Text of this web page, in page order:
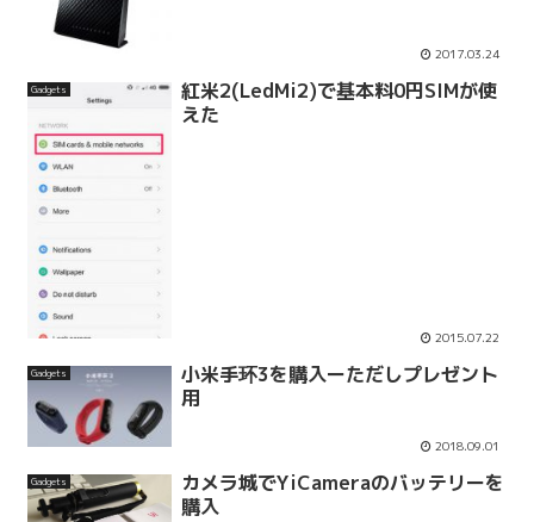
2017.03.24
Gadgets
紅米2(LedMi2)で基本料0円SIMが使
えた
2015.07.22
Gadgets
小米手环3を購入ーただしプレゼント
用
2018.09.01
Gadgets
カメラ城でYiCameraのバッテリーを
購入